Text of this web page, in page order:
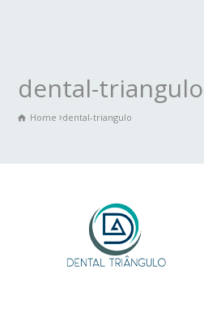
dental-triangulo
Home dental-triangulo